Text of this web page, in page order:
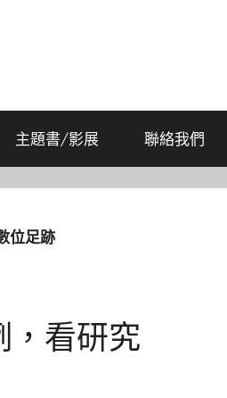
主題書/影展 聯絡我們
位足跡
看研究